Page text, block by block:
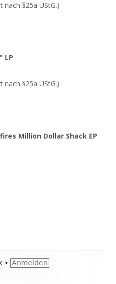
nach §25a UStG.)
LP
nach §25a UStG.)
Million Dollar Shack EP
• Anmelden